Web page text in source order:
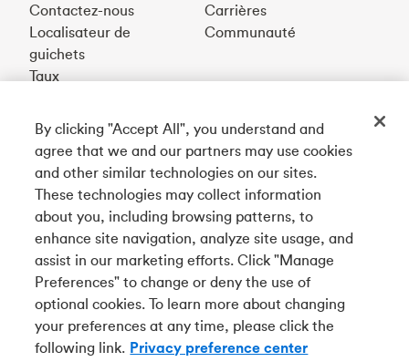
Contactez-nous
Localisateur de
guichets
Taux
Carrières
Communauté
English
Téléchargez notre appli
Connectez-vous avec nous
Tangerine est le nom commercial de la Banque Tangerine,
une filiale en propriété exclusive de La Banque de
By clicking "Accept All", you understand and
agree that we and our partners may use cookies
and other similar technologies on our sites.
These technologies may collect information
about you, including browsing patterns, to
enhance site navigation, analyze site usage, and
assist in our marketing efforts. Click "Manage
Preferences" to change or deny the use of
optional cookies. To learn more about changing
your preferences at any time, please click the
following link. Privacy preference center